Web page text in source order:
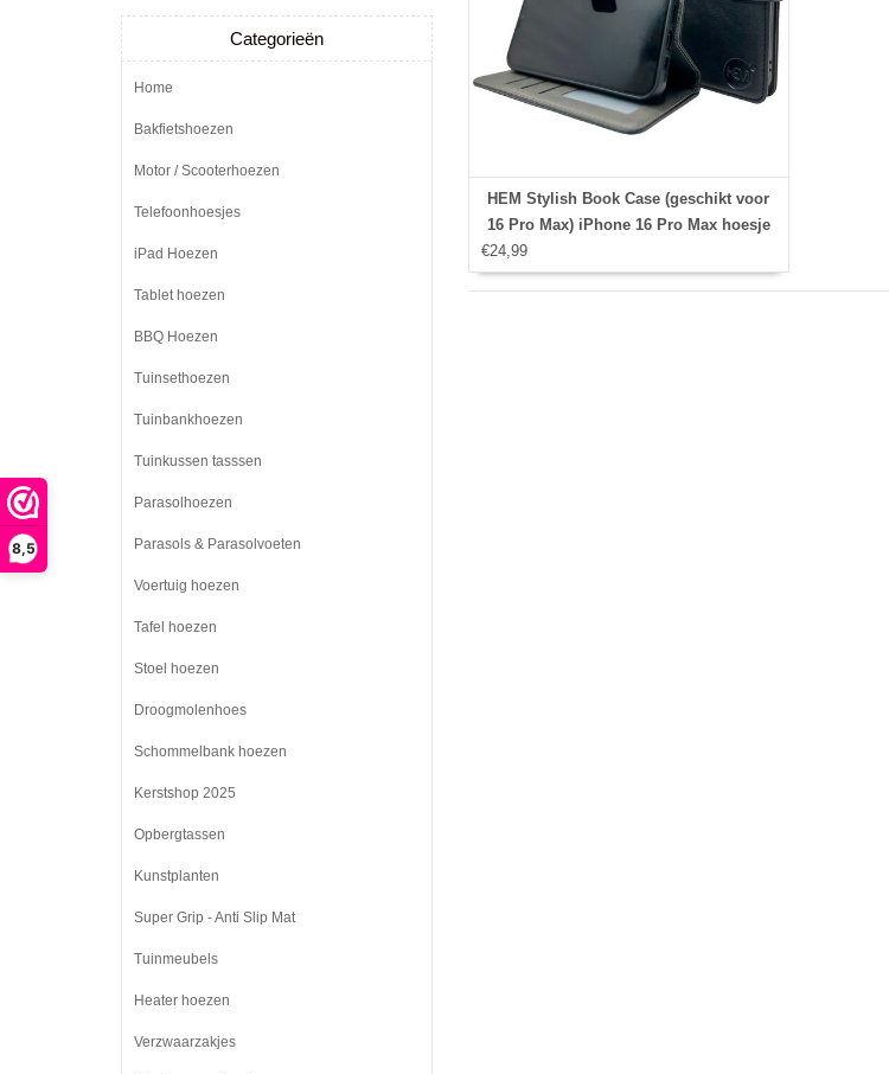
8,5
HEM Stylish Book Case (geschikt voor
16 Pro Max) iPhone 16 Pro Max hoesje
met 3 pasjesuitsnedes + fotovakje -
Portemonneehoesje - pasjeshouder -
€24,99
Categorieën
Home
Bakfietshoezen
Motor / Scooterhoezen
Telefoonhoesjes
iPad Hoezen
Tablet hoezen
BBQ Hoezen
Tuinsethoezen
Tuinbankhoezen
Tuinkussen tasssen
Parasolhoezen
Parasols & Parasolvoeten
Voertuig hoezen
Tafel hoezen
Stoel hoezen
Droogmolenhoes
Schommelbank hoezen
Kerstshop 2025
Opbergtassen
Kunstplanten
Super Grip - Anti Slip Mat
Tuinmeubels
Heater hoezen
Verzwaarzakjes